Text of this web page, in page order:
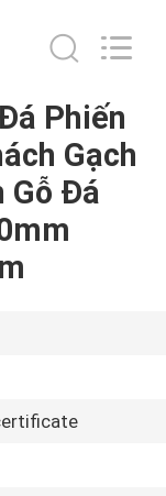
Phiến
Gạch
Gỗ Đá